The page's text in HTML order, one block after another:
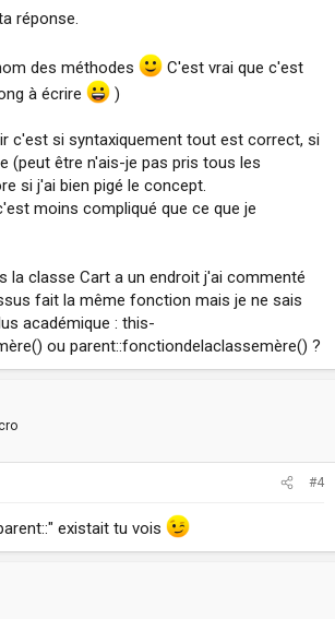
réponse.
des méthodes
C'est vrai que c'est
à écrire
)
c'est si syntaxiquement tout est correct, si
(peut être n'ais-je pas pris tous les
si j'ai bien pigé le concept.
moins compliqué que ce que je
la classe Cart a un endroit j'ai commenté
fait la même fonction mais je ne sais
académique : this-
ou parent::fonctiondelaclassemère() ?
#4
existait tu vois